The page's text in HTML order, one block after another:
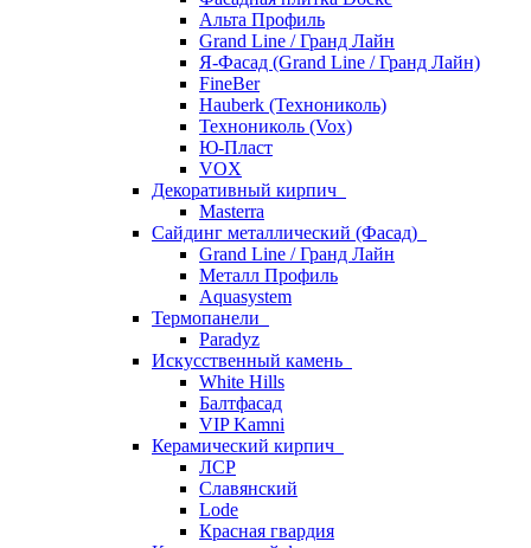
Альта Профиль
Grand Line / Гранд Лайн
Я-Фасад (Grand Line / Гранд Лайн)
FineBer
Hauberk (Технониколь)
Технониколь (Vox)
Ю-Пласт
VOX
Декоративный кирпич
Masterra
Сайдинг металлический (Фасад)
Grand Line / Гранд Лайн
Металл Профиль
Aquasystem
Термопанели
Paradyz
Искусственный камень
White Hills
Балтфасад
VIP Kamni
Керамический кирпич
ЛСР
Славянский
Lode
Красная гвардия